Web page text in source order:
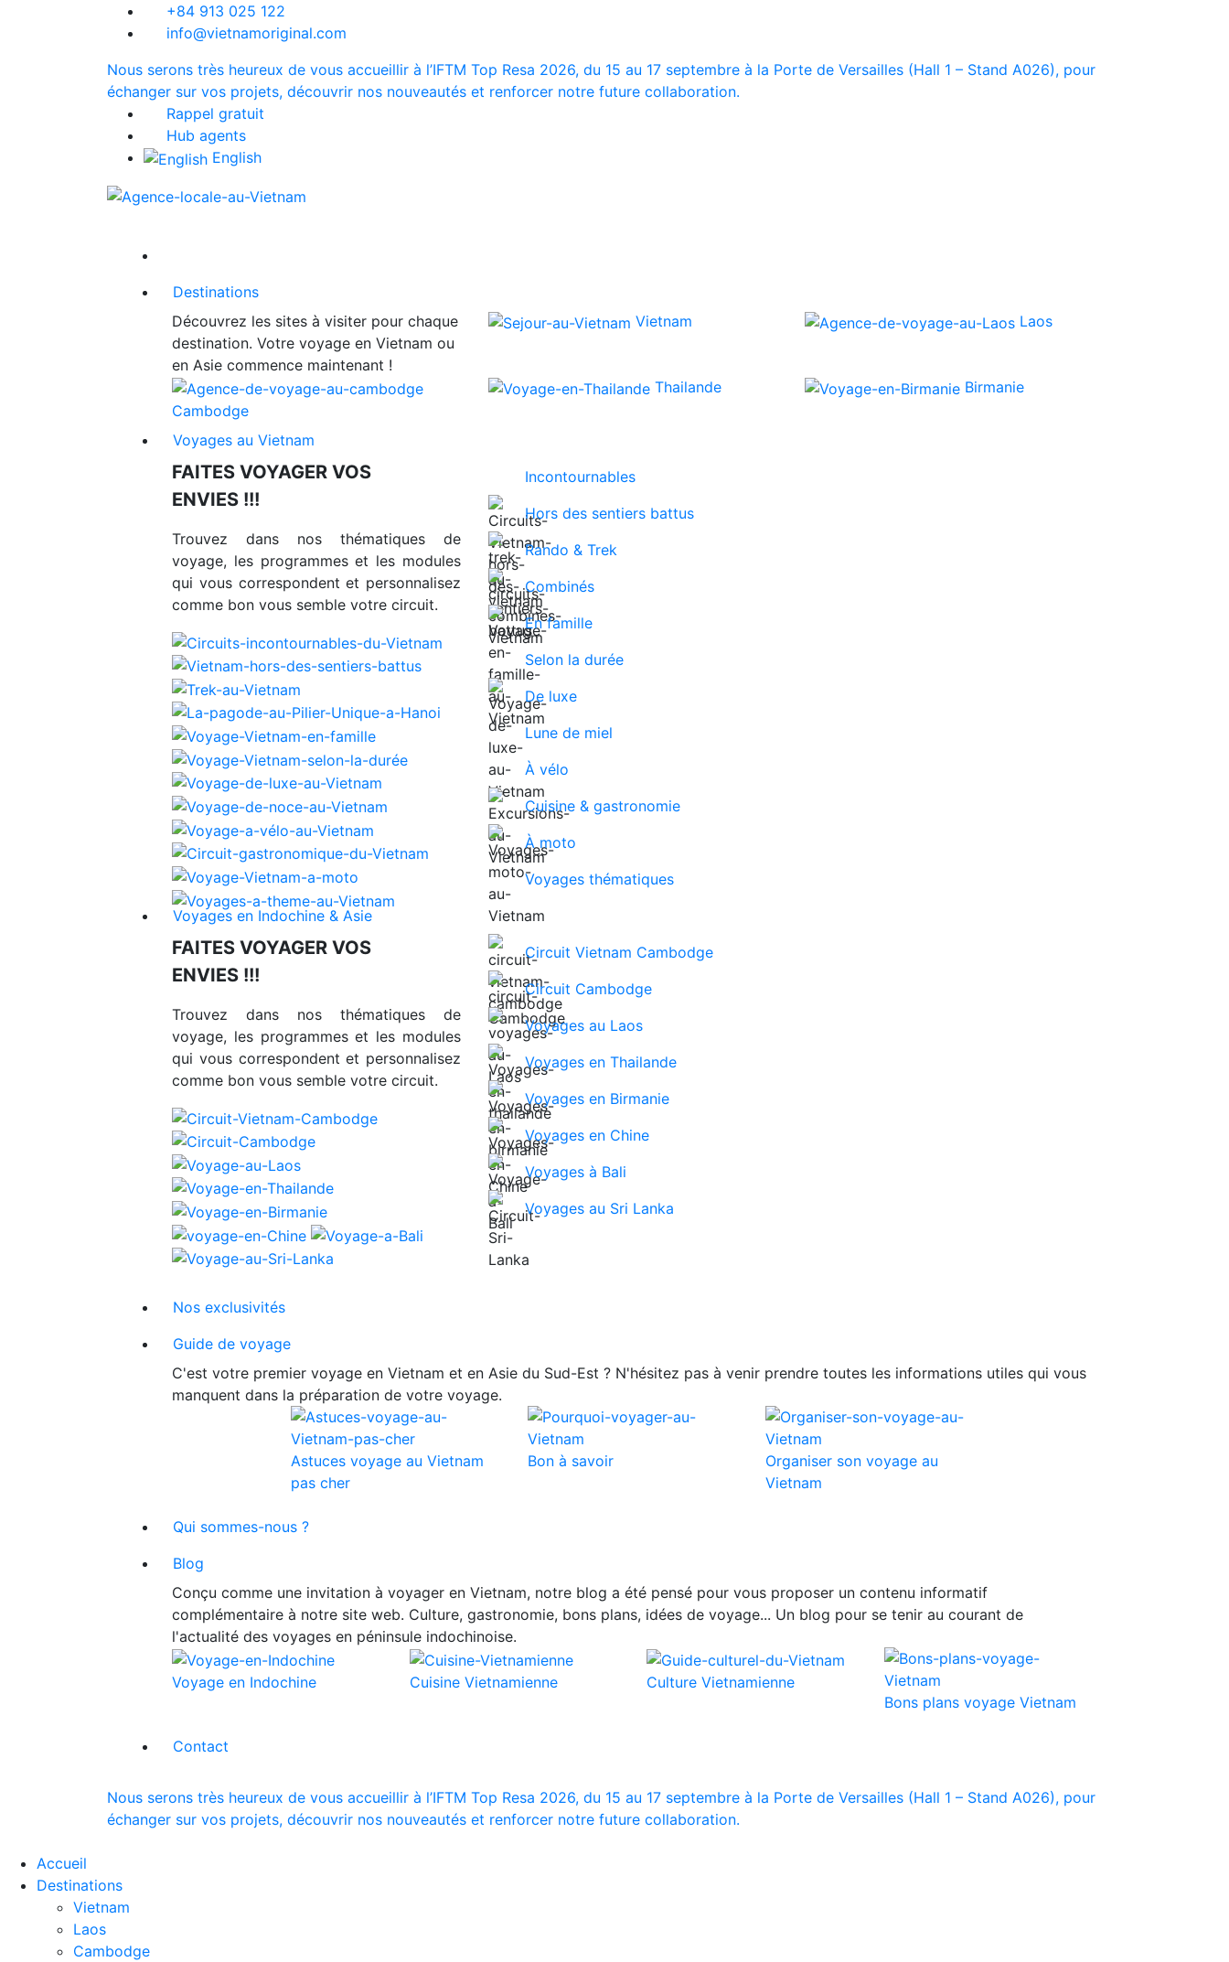
+84 913 025 122
info@vietnamoriginal.com
Nous serons très heureux de vous accueillir à l’IFTM Top Resa 2026, du 15 au 17 septembre à la Porte de Versailles (Hall 1 – Stand A026), pour
échanger sur vos projets, découvrir nos nouveautés et renforcer notre future collaboration.
Rappel gratuit
Hub agents
English
Destinations
Découvrez les sites à visiter pour chaque
destination. Votre voyage en Vietnam ou
en Asie commence maintenant !
Vietnam Laos
Cambodge
Thailande Birmanie
Voyages au Vietnam
FAITES VOYAGER VOS
ENVIES !!!
Trouvez dans nos thématiques de
voyage, les programmes et les modules
qui vous correspondent et personnalisez
comme bon vous semble votre circuit.
Incontournables
Hors des sentiers battus
Rando & Trek
Combinés
En famille
Selon la durée
De luxe
Lune de miel
À vélo
Cuisine & gastronomie
À moto
Voyages thématiques
Voyages en Indochine & Asie
FAITES VOYAGER VOS
ENVIES !!!
Trouvez dans nos thématiques de
voyage, les programmes et les modules
qui vous correspondent et personnalisez
comme bon vous semble votre circuit.
Circuit Vietnam Cambodge
Circuit Cambodge
Voyages au Laos
Voyages en Thailande
Voyages en Birmanie
Voyages en Chine
Voyages à Bali
Voyages au Sri Lanka
Nos exclusivités
Guide de voyage
C'est votre premier voyage en Vietnam et en Asie du Sud-Est ? N'hésitez pas à venir prendre toutes les informations utiles qui vous
manquent dans la préparation de votre voyage.
Astuces voyage au Vietnam
pas cher
Bon à savoir
Organiser son voyage au
Vietnam
Qui sommes-nous ?
Blog
Conçu comme une invitation à voyager en Vietnam, notre blog a été pensé pour vous proposer un contenu informatif
complémentaire à notre site web. Culture, gastronomie, bons plans, idées de voyage... Un blog pour se tenir au courant de
l'actualité des voyages en péninsule indochinoise.
Voyage en Indochine Cuisine Vietnamienne
Culture Vietnamienne
Bons plans voyage Vietnam
Contact
Nous serons très heureux de vous accueillir à l’IFTM Top Resa 2026, du 15 au 17 septembre à la Porte de Versailles (Hall 1 – Stand A026), pour
échanger sur vos projets, découvrir nos nouveautés et renforcer notre future collaboration.
Accueil
Destinations
Vietnam
Laos
Cambodge